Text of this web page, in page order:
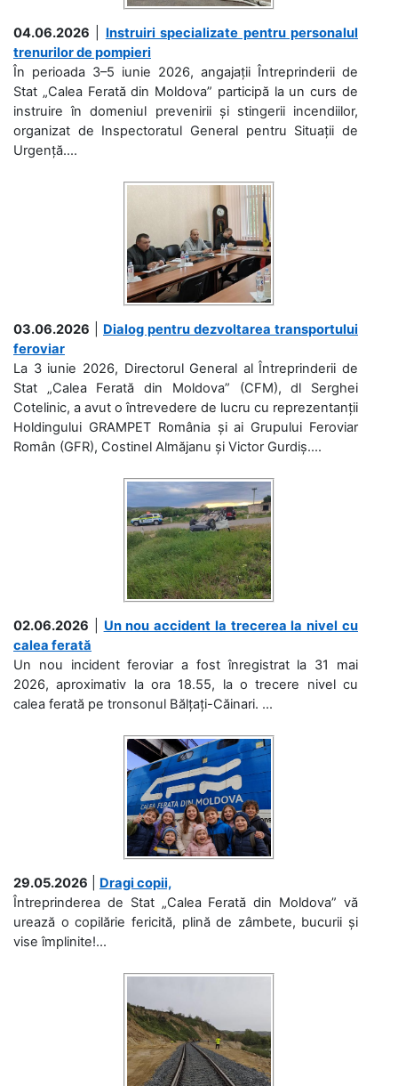
04.06.2026
Instruiri specializate pentru personalul
trenurilor de pompieri
În perioada 3–5 iunie 2026, angajații Întreprinderii de
Stat „Calea Ferată din Moldova” participă la un curs de
instruire în domeniul prevenirii și stingerii incendiilor,
organizat de Inspectoratul General pentru Situații de
Urgență....
03.06.2026
Dialog pentru dezvoltarea transportului
feroviar
La 3 iunie 2026, Directorul General al Întreprinderii de
Stat „Calea Ferată din Moldova” (CFM), dl Serghei
Cotelinic, a avut o întrevedere de lucru cu reprezentanții
Holdingului GRAMPET România și ai Grupului Feroviar
Român (GFR), Costinel Almăjanu și Victor Gurdiș....
02.06.2026
Un nou accident la trecerea la nivel cu
calea ferată
Un nou incident feroviar a fost înregistrat la 31 mai
2026, aproximativ la ora 18.55, la o trecere nivel cu
calea ferată pe tronsonul Bălțați-Căinari. ...
29.05.2026
Dragi copii,
Întreprinderea de Stat „Calea Ferată din Moldova” vă
urează o copilărie fericită, plină de zâmbete, bucurii și
vise împlinite!...